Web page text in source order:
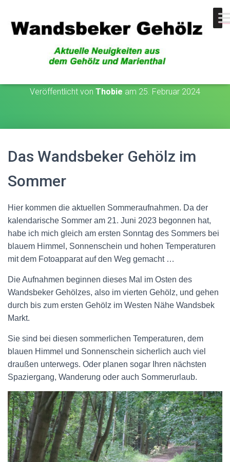
Veröffentlicht von Thobie am 25. Februar 2024
Das Wandsbeker Gehölz im
Sommer
Hier kommen die aktuellen Sommeraufnahmen. Da der
kalendarische Sommer am 21. Juni 2023 begonnen hat,
habe ich mich gleich am ersten Sonntag des Sommers bei
blauem Himmel, Sonnenschein und hohen Temperaturen
mit dem Fotoapparat auf den Weg gemacht …
Die Aufnahmen beginnen dieses Mal im Osten des
Wandsbeker Gehölzes, also im vierten Gehölz, und gehen
durch bis zum ersten Gehölz im Westen Nähe Wandsbek
Markt.
Sie sind bei diesen sommerlichen Temperaturen, dem
blauen Himmel und Sonnenschein sicherlich auch viel
draußen unterwegs. Oder planen sogar Ihren nächsten
Spaziergang, Wanderung oder auch Sommerurlaub.